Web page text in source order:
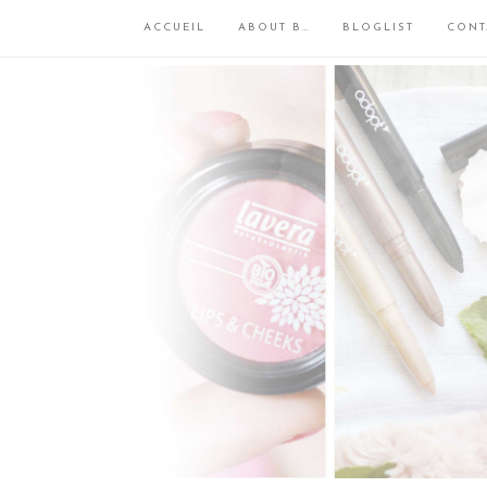
ACCUEIL ABOUT B… BLOGLIST